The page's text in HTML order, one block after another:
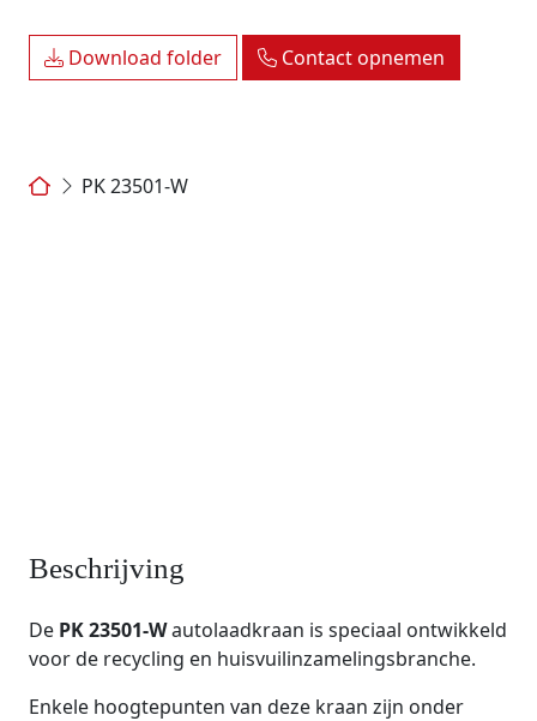
Download folder Contact opnemen
PK 23501-W
Beschrijving
De PK 23501-Wautolaadkraan is speciaal ontwikkeld
voor de recycling en huisvuilinzamelingsbranche.
Enkele hoogtepunten van deze kraan zijn onder